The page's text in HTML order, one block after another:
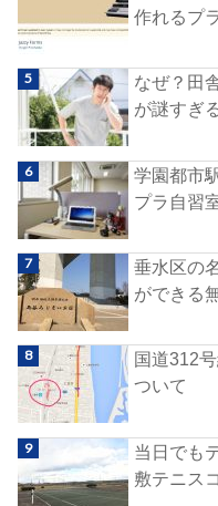
作れるプ
なぜ？田
が謎すぎ
学園都市
プラ自習
垂水区の
ができる
国道312
ついて
当日でも
敷テニス